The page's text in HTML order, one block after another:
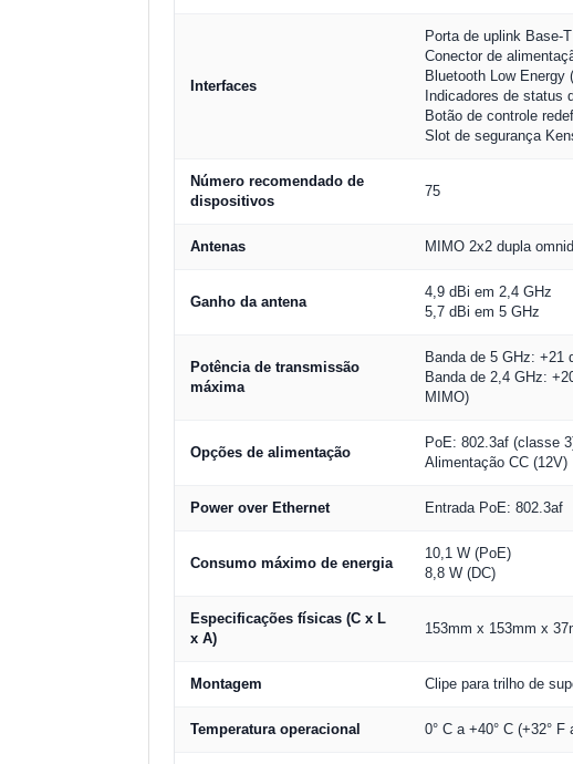
Interfaces
Porta de uplink Base-
Conector de
Bluetooth Low Energy
Indicadores de status
Botão de controle
Slot de segurança
Número recomendado de
dispositivos
75
Antenas MIMO 2x2 dupla
Ganho da antena
4,9 dBi em 2,4 GHz
5,7 dBi em 5 GHz
Potência de transmissão
máxima
Banda de 5 GHz: +21
Banda de 2,4 GHz:
MIMO)
Opções de alimentação
PoE: 802.3af (classe
Alimentação CC (12V)
Power over Ethernet Entrada PoE: 802.3af
Consumo máximo de energia
10,1 W (PoE)
8,8 W (DC)
Especificações físicas (C x L
x A)
153mm x 153mm x
Montagem Clipe para trilho de
Temperatura operacional 0° C a +40° C (+32° F